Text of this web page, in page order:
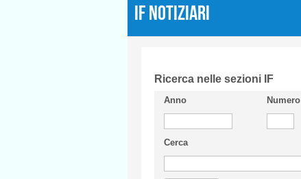
IF Notiziari
Ricerca nelle sezioni IF
Anno Numero
Cerca